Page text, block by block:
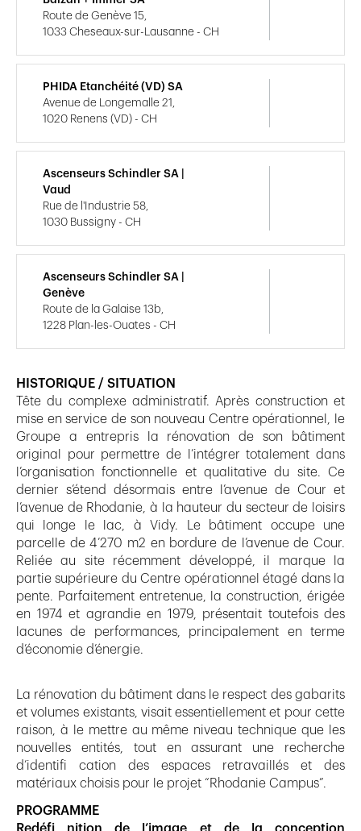
HISTORIQUE / SITUATION
Tête du complexe administratif. Après construction et
mise en service de son nouveau Centre opérationnel, le
Groupe a entrepris la rénovation de son bâtiment
original pour permettre de l’intégrer totalement dans
l’organisation fonctionnelle et qualitative du site. Ce
dernier s’étend désormais entre l’avenue de Cour et
l’avenue de Rhodanie, à la hauteur du secteur de loisirs
qui longe le lac, à Vidy. Le bâtiment occupe une
parcelle de 4’270 m2 en bordure de l’avenue de Cour.
Reliée au site récemment développé, il marque la
partie supérieure du Centre opérationnel étagé dans la
pente. Parfaitement entretenue, la construction, érigée
en 1974 et agrandie en 1979, présentait toutefois des
lacunes de performances, principalement en terme
d’économie d’énergie.
La rénovation du bâtiment dans le respect des gabarits
et volumes existants, visait essentiellement et pour cette
raison, à le mettre au même niveau technique que les
nouvelles entités, tout en assurant une recherche
d’identifi cation des espaces retravaillés et des
matériaux choisis pour le projet “Rhodanie Campus”.
PROGRAMME
Route de Genève 15,
1033 Cheseaux-sur-Lausanne - CH
PHIDA Etanchéité (VD) SA
Avenue de Longemalle 21,
1020 Renens (VD) - CH
Ascenseurs Schindler SA |
Vaud
Rue de l'Industrie 58,
1030 Bussigny - CH
Ascenseurs Schindler SA |
Genève
Route de la Galaise 13b,
1228 Plan-les-Ouates - CH